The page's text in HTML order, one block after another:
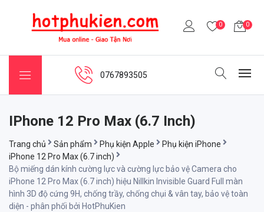
0 0
0767893505
IPhone 12 Pro Max (6.7 Inch)
Trang chủ Sản phẩm Phụ kiện Apple
Phụ kiện iPhone
iPhone 12 Pro Max (6.7 inch)
Bộ miếng dán kính cường lực và cường lực bảo vệ Camera cho
iPhone 12 Pro Max (6.7 inch) hiệu Nillkin Invisible Guard Full màn
hình 3D độ cứng 9H, chống trầy, chống chụi & vân tay, bảo vệ toàn
diện - phân phối bởi HotPhuKien